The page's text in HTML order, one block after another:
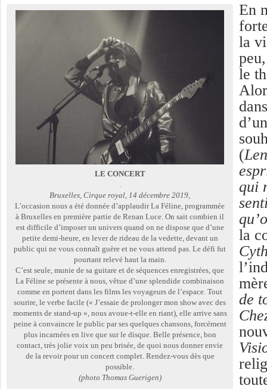
LE CONCERT
Bruxelles, Cirque royal, 14 décembre 2019,
L’occasion nous a été donnée d’applaudir La Féline, programmée
à Bruxelles en première partie de Renan Luce. On sait combien il
est difficile d’imposer un univers quand on ne dispose que d’une
petite demi-heure, en lever de rideau de la vedette, devant un
public qui ne vous connaît guère et ne vous attend pas. Le défi fut
pourtant relevé haut la main.
C’est seule, munie de sa guitare et de séquences enregistrées, que
La Féline se présente à nous, vêtue d’une splendide combinaison
comme en portent dans les films les voyageurs de l’espace. Tout
sourire, le verbe facile (« J’essaie de prolonger mon show avec des
moments de stand-up », nous avoue-t-elle en riant), elle arrive sans
peine à convaincre le public par ses quelques chansons, forcément
plus incarnées en live que sur le disque. Belle présence, bon
contact, très jolie voix un peu brisée, de quoi nous donner envie
de la revoir pour un concert complet. Rendez-vous dès que
possible.
(photo Thomas Guerigen)
En
la
le
(
qui
la
de